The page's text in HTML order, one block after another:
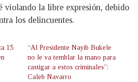
violando la libre expresión, debido
los delincuentes.
15
“Al Presidente Nayib Bukele
no le va temblar la mano para
castigar a estos criminales”:
Caleb Navarro